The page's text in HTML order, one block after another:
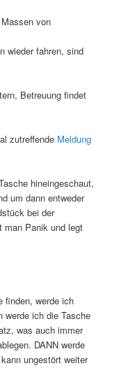
von
wieder fahren, sind
Betreuung findet
zutreffende Meldung
hineingeschaut,
um dann entweder
bei der
man Panik und legt
finden, werde ich
werde ich die Tasche
was auch immer
DANN werde
ungestört weiter